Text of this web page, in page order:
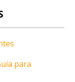
para